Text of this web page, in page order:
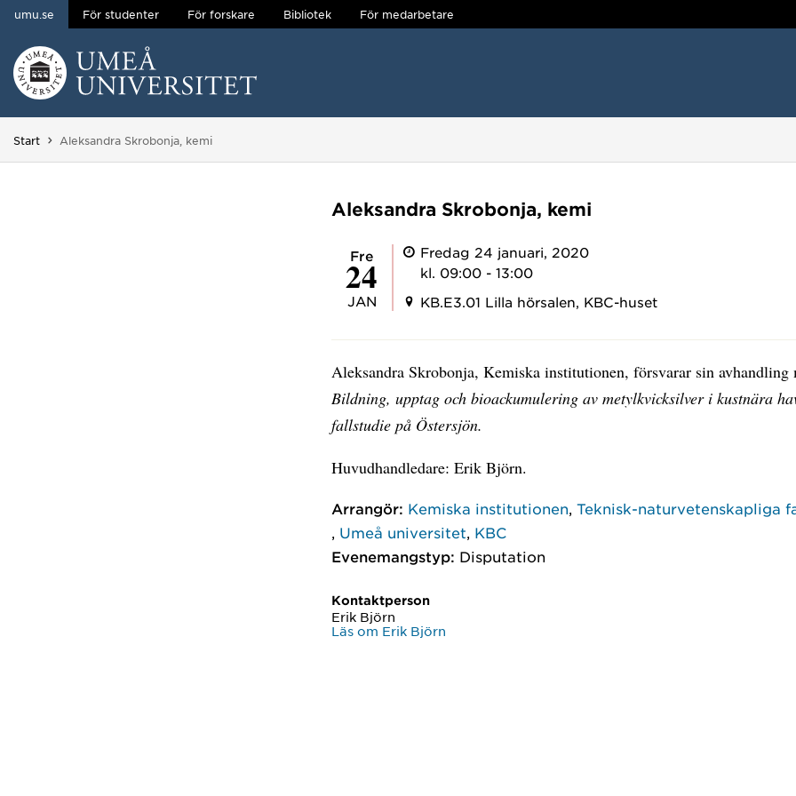
Hoppa direkt till innehållet
umu.se För studenter För forskare Bibliotek För medarbetare
Start Du är här:
Aleksandra Skrobonja, kemi
Aleksandra Skrobonja, kemi
fre
24
JAN
Fredag 24 januari, 2020
kl. 09:00 - 13:00
KB.E3.01 Lilla hörsalen, KBC-huset
Aleksandra Skrobonja, Kemiska institutionen, försvarar sin avhandling
Bildning, upptag och bioackumulering av metylkvicksilver i kustnära
fallstudie på Östersjön.
Huvudhandledare: Erik Björn.
Arrangör: Kemiska institutionen ,Teknisk-naturvetenskapliga
Umeå universitet KBC
Evenemangstyp: Disputation
Kontaktperson
Erik Björn
Läs om Erik Björn